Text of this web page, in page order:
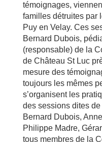
témoignages,
familles détruites par
Puy en Velay. Ces
Bernard Dubois,
(responsable) de la
de Château St Luc
mesure des
toujours les mêmes
s’organisent les
des sessions dites
Bernard Dubois,
Philippe Madre,
tous membres de la